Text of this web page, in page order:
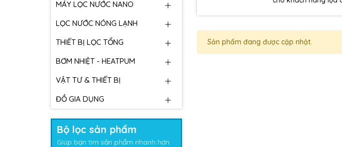
MÁY LỌC NƯỚC NANO
LỌC NƯỚC NÓNG LẠNH
THIẾT BỊ LỌC TỔNG
BƠM NHIỆT - HEATPUM
VẬT TƯ & THIẾT BỊ
ĐỒ GIA DỤNG
Bộ lọc sản phẩm
Giúp bạn tìm sản phẩm nhanh hơn
Sản phẩm đang được cập nhật.